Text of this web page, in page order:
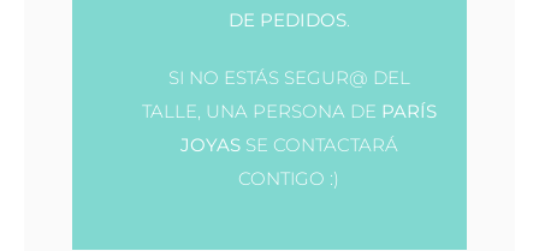
DE PEDIDOS.
SI NO ESTÁS SEGUR@ DEL
TALLE, UNA PERSONA DE PARÍS
JOYASSE CONTACTARÁ
CONTIGO :)